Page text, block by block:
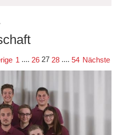
1 .... 26 27 28 .... 54 Nächste